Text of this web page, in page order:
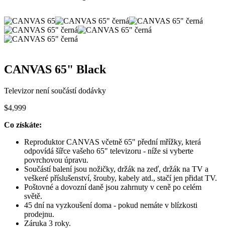
CANVAS 65" Black
Televizor není součástí dodávky
$4,999
Co získáte:
Reproduktor CANVAS včetně 65" přední mřížky, která
odpovídá šířce vašeho 65" televizoru - níže si vyberte
povrchovou úpravu.
Součástí balení jsou nožičky, držák na zeď, držák na TV a
veškeré příslušenství, šrouby, kabely atd., stačí jen přidat TV.
Poštovné a dovozní daně jsou zahrnuty v ceně po celém
světě.
45 dní na vyzkoušení doma - pokud nemáte v blízkosti
prodejnu.
Záruka 3 roky.